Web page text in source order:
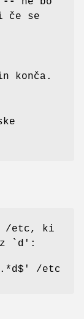
če se
konča.
v /etc, ki
z `d':
/etc